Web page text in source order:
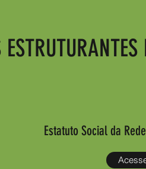
Estatuto Social da